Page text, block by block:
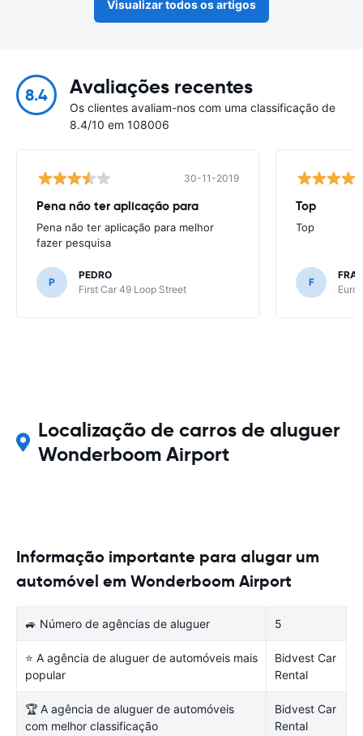
Visualizar todos os artigos
8.4 Avaliações recentes
Os clientes avaliam-nos com uma classificação de
8.4/10 em 108006
30-11-2019
Pena não ter aplicação para
Pena não ter aplicação para melhor
fazer pesquisa
P
PEDRO
First Car 49 Loop Street
Top
Top
F
Localização de carros de aluguer
Wonderboom Airport
Informação importante para alugar um
automóvel em Wonderboom Airport
🚙 Número de agências de aluguer 5
⭐ A agência de aluguer de automóveis mais
popular
Bidvest Car
Rental
🏆 A agência de aluguer de automóveis
com melhor classificação
Bidvest Car
Rental